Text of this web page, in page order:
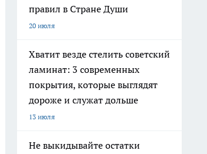
правил в Стране Души
20 июля
Хватит везде стелить советский
ламинат: 3 современных
покрытия, которые выглядят
дороже и служат дольше
13 июля
Не выкидывайте остатки